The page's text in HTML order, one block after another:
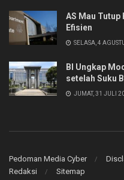
AS Mau
Efisien
SELASA, 4
BI Ungkap
setelah Suku
JUMAT, 31 JULI
Pedoman Media Cyber
Redaksi
Sitemap